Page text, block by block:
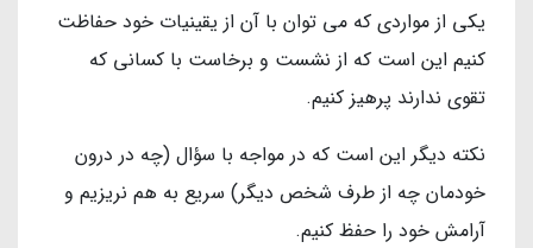
یکی از مواردی که می توان با آن از یقینیات خود حفاظت
کنیم این است که از نشست و برخاست با کسانی که
تقوی ندارند پرهیز کنیم.
نکته دیگر این است که در مواجه با سؤال (چه در درون
خودمان چه از طرف شخص دیگر) سریع به هم نریزیم و
آرامش خود را حفظ کنیم.